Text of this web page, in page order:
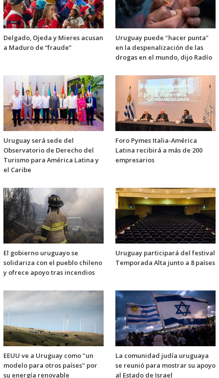
Delgado, Ojeda y Mieres acusan
a Maduro de “fraude”
Uruguay puede "hacer punta"
en la despenalización de las
drogas en el mundo, dijo Radío
Uruguay será sede del
Observatorio de Derecho del
Turismo para América Latina y
el Caribe
Foro Pymes Italia-América
Latina recibirá a más de 200
empresarios
El gobierno uruguayo se
solidariza con el pueblo chileno
y ofrece apoyo tras incendios
Uruguay participará del festival
Temporada Alta junto a 8 países
EEUU ve a Uruguay como "un
modelo para otros países" por
su energía renovable
La comunidad judía uruguaya
se reunió para mostrar su apoyo
al Estado de Israel